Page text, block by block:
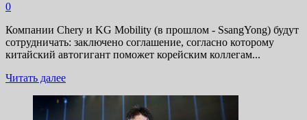
0
Компании Chery и KG Mobility (в прошлом - SsangYong) будут
сотрудничать: заключено соглашение, согласно которому
китайский автогигант поможет корейским коллегам...
Читать далееПрочитать
о